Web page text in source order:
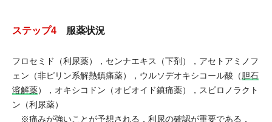
ステップ4 服薬状況
フロセミド（利尿薬），センナエキス（下剤），アセトアミノフ
ェン（非ピリン系解熱鎮痛薬），ウルソデオキシコール酸（胆石
溶解薬），オキシコドン（オピオイド鎮痛薬），スピロノラクト
ン（利尿薬）
※痛みが強いことが予想される．利尿の確認が重要である．